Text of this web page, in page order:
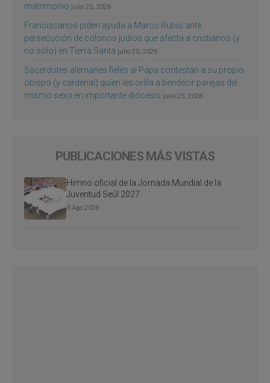
matrimonio julio 25, 2026
Franciscanos piden ayuda a Marco Rubio ante
persecución de colonos judíos que afecta a cristianos (y
no sólo) en Tierra Santa julio 25, 2026
Sacerdotes alemanes fieles al Papa contestan a su propio
obispo (y cardenal) quien les orilla a bendecir parejas del
mismo sexo en importante diócesis julio 25, 2026
PUBLICACIONES MÁS VISTAS
Himno oficial de la Jornada Mundial de la
Juventud Seúl 2027
3 Ago 2026